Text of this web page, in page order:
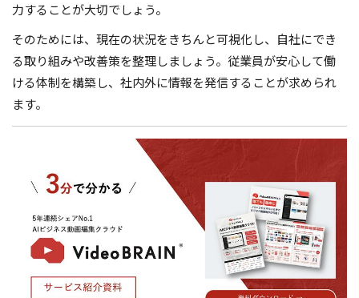
力することが大切でしょう。
そのためには、現在の状況をきちんと可視化し、自社にでき
る取り組みや改善策を整理しましょう。従業員が安心して働
ける体制を構築し、社内外に情報を発信することが求められ
ます。